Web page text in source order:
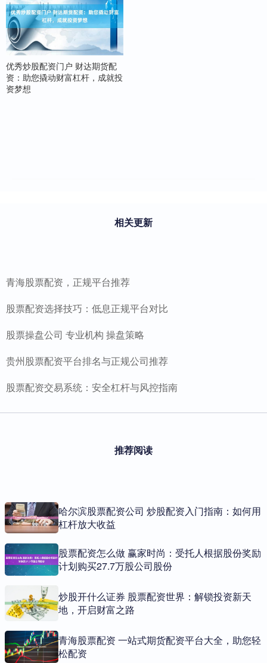
优秀炒股配资门户 财达期货配
资：助您撬动财富杠杆，成就投
资梦想
相关更新
青海股票配资，正规平台推荐
股票配资选择技巧：低息正规平台对比
股票操盘公司 专业机构 操盘策略
贵州股票配资平台排名与正规公司推荐
股票配资交易系统：安全杠杆与风控指南
推荐阅读
哈尔滨股票配资公司 炒股配资入门指南：如何用
杠杆放大收益
股票配资怎么做 赢家时尚：受托人根据股份奖励
计划购买27.7万股公司股份
炒股开什么证券 股票配资世界：解锁投资新天
地，开启财富之路
青海股票配资 一站式期货配资平台大全，助您轻
松配资